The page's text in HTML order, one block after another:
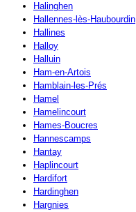
Halinghen
Hallennes-lès-Haubourdin
Hallines
Halloy
Halluin
Ham-en-Artois
Hamblain-les-Prés
Hamel
Hamelincourt
Hames-Boucres
Hannescamps
Hantay
Haplincourt
Hardifort
Hardinghen
Hargnies